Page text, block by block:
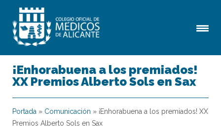
¡Enhorabuena a los premiados!
XX Premios Alberto Sols en Sax
Portada » Comunicación » ¡Enhorabuena a los premiados! XX
Premios Alberto Sols en Sax